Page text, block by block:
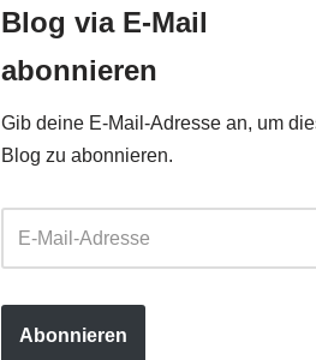
Blog via E-Mail
abonnieren
Gib deine E-Mail-Adresse an, um
Blog zu abonnieren.
Abonnieren